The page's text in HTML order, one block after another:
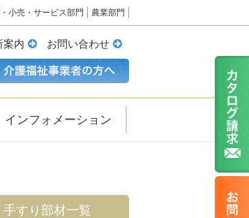
小売・サービス部門 農業部門
案内 お問い合わせ
インフォメーション
手すり部材一覧